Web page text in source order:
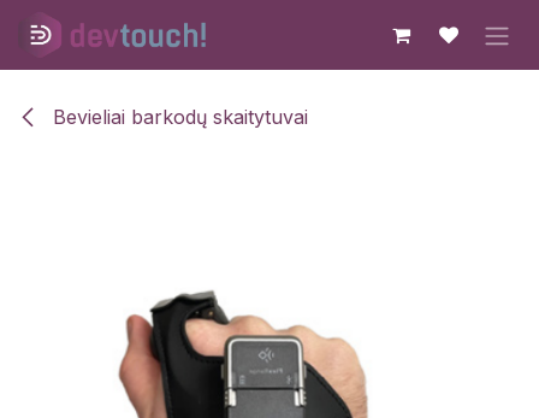
Skip to Content
Bevieliai barkodų skaitytuvai